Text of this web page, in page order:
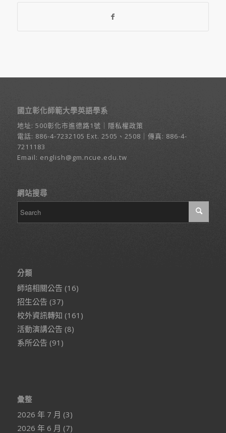
國立彰化師範大學英語學系
地址: 500彰化市進德路1號 ｜ 隱私權政策
電話: 886-4-7232105 Ext. 2505、2508｜傳真: 886-4-
7211183
Email: english@gm.ncue.edu.tw
網站搜尋
分類
師培相關公告 (16)
招生公告 (37)
校外資訊轉知 (161)
活動演講公告 (8)
系所公告 (91)
彙整
2026 年 7 月 (3)
2026 年 6 月 (7)